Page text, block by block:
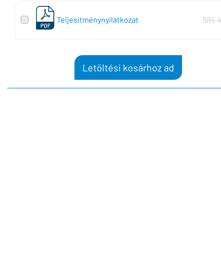
Teljesítménynyilatkozat
Letöltési kosárhoz ad